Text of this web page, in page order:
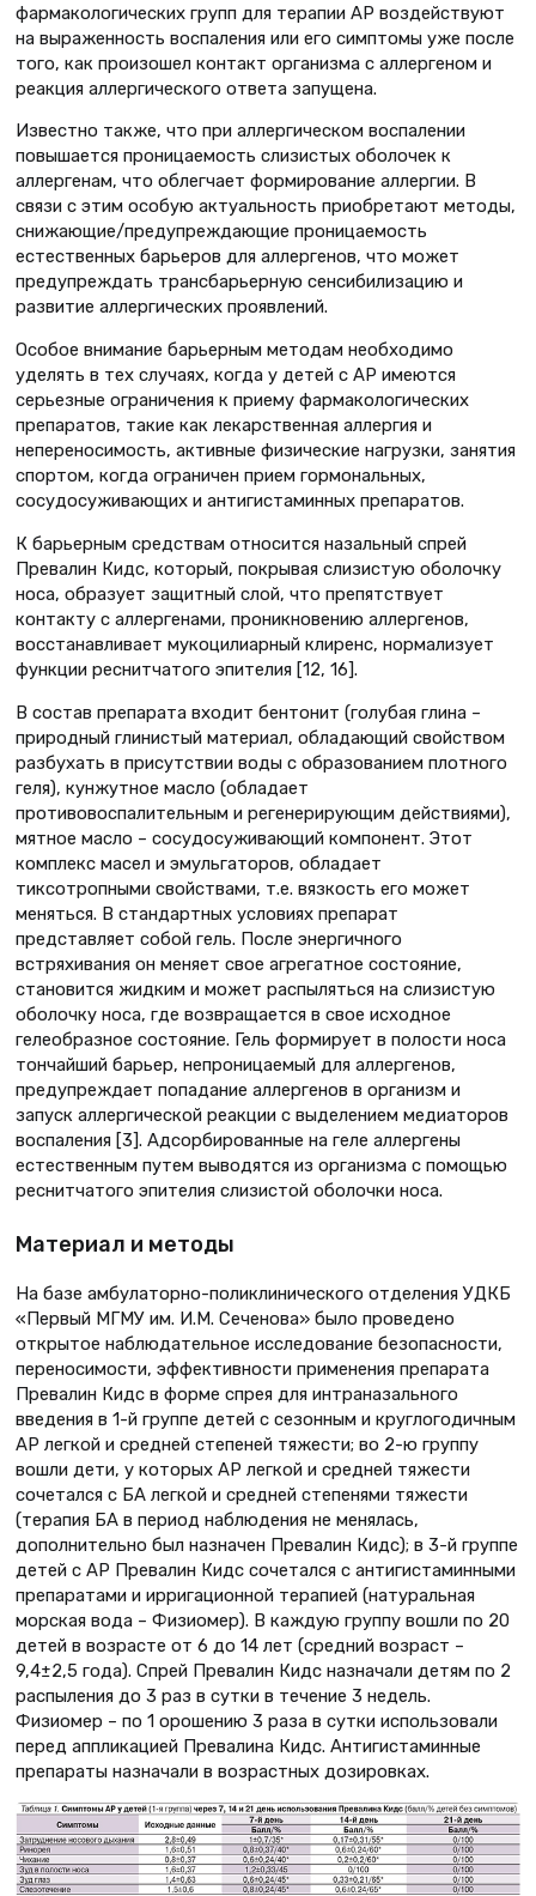
фармакологических групп для терапии АР воздействуют
на выраженность воспаления или его симптомы уже после
того, как произошел контакт организма с аллергеном и
реакция аллергического ответа запущена.
Известно также, что при аллергическом воспалении
повышается проницаемость слизистых оболочек к
аллергенам, что облегчает формирование аллергии. В
связи с этим особую актуальность приобретают методы,
снижающие/предупреждающие проницаемость
естественных барьеров для аллергенов, что может
предупреждать трансбарьерную сенсибилизацию и
развитие аллергических проявлений.
Особое внимание барьерным методам необходимо
уделять в тех случаях, когда у детей с АР имеются
серьезные ограничения к приему фармакологических
препаратов, такие как лекарственная аллергия и
непереносимость, активные физические нагрузки, занятия
спортом, когда ограничен прием гормональных,
сосудосуживающих и антигистаминных препаратов.
К барьерным средствам относится назальный спрей
Превалин Кидс, который, покрывая слизистую оболочку
носа, образует защитный слой, что препятствует
контакту с аллергенами, проникновению аллергенов,
восстанавливает мукоцилиарный клиренс, нормализует
функции реснитчатого эпителия [12, 16].
В состав препарата входит бентонит (голубая глина –
природный глинистый материал, обладающий свойством
разбухать в присутствии воды с образованием плотного
геля), кунжутное масло (обладает
противовоспалительным и регенерирующим действиями),
мятное масло – сосудосуживающий компонент. Этот
комплекс масел и эмульгаторов, обладает
тиксотропными свойствами, т.е. вязкость его может
меняться. В стандартных условиях препарат
представляет собой гель. После энергичного
встряхивания он меняет свое агрегатное состояние,
становится жидким и может распыляться на слизистую
оболочку носа, где возвращается в свое исходное
гелеобразное состояние. Гель формирует в полости носа
тончайший барьер, непроницаемый для аллергенов,
предупреждает попадание аллергенов в организм и
запуск аллергической реакции с выделением медиаторов
воспаления [3]. Адсорбированные на геле аллергены
естественным путем выводятся из организма с помощью
реснитчатого эпителия слизистой оболочки носа.
Материал и методы
На базе амбулаторно-поликлинического отделения УДКБ
«Первый МГМУ им. И.М. Сеченова» было проведено
открытое наблюдательное исследование безопасности,
переносимости, эффективности применения препарата
Превалин Кидс в форме спрея для интраназального
введения в 1-й группе детей с сезонным и круглогодичным
АР легкой и средней степеней тяжести; во 2-ю группу
вошли дети, у которых АР легкой и средней тяжести
сочетался с БА легкой и средней степенями тяжести
(терапия БА в период наблюдения не менялась,
дополнительно был назначен Превалин Кидс); в 3-й группе
детей с АР Превалин Кидс сочетался с антигистаминными
препаратами и ирригационной терапией (натуральная
морская вода – Физиомер). В каждую группу вошли по 20
детей в возрасте от 6 до 14 лет (средний возраст –
9,4±2,5 года). Спрей Превалин Кидс назначали детям по 2
распыления до 3 раз в сутки в течение 3 недель.
Физиомер – по 1 орошению 3 раза в сутки использовали
перед аппликацией Превалина Кидс. Антигистаминные
препараты назначали в возрастных дозировках.